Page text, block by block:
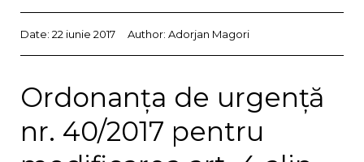
Date: 22 iunie 2017 Author: Adorjan Magori
Ordonanța de urgență
nr. 40/2017 pentru